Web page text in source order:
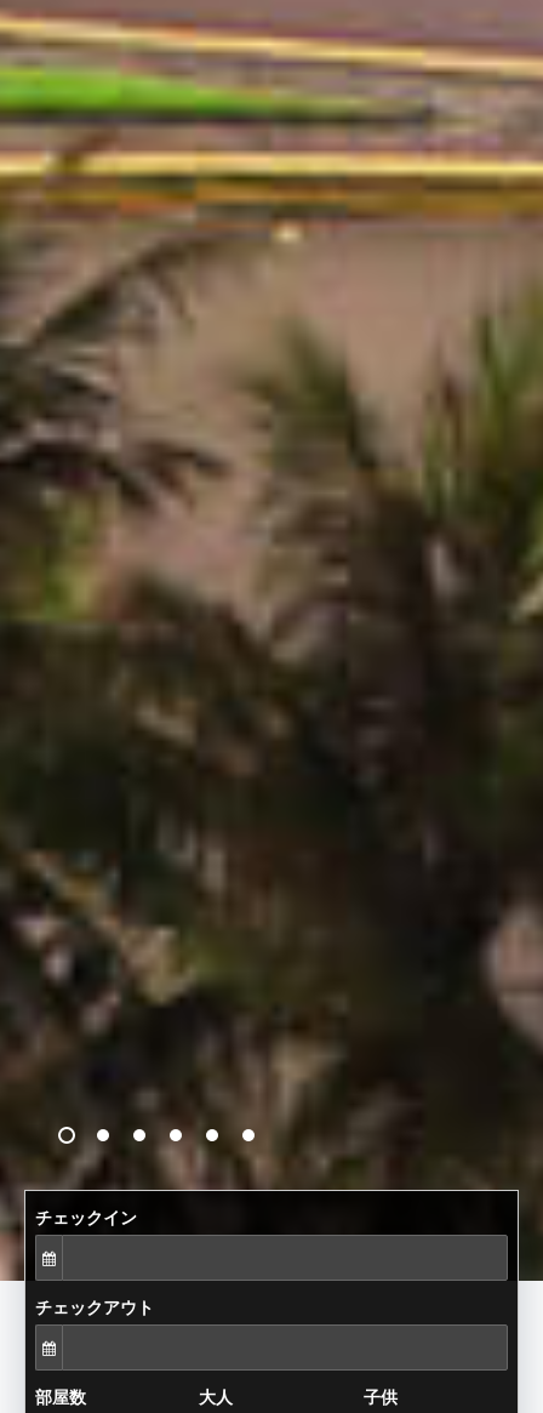
チェックイン
チェックアウト
部屋数 大人 子供